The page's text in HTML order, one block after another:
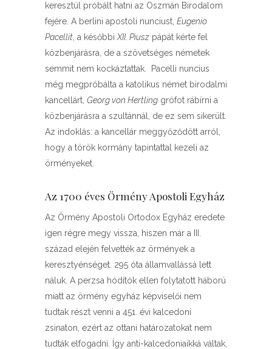
keresztül próbált hatni az Oszmán Birodalom
fejére. A berlini apostoli nunciust, Eugenio
Pacellit , a későbbi XII. Piusz pápát kérte fel
közbenjárásra, de a szövetséges németek
semmit nem kockáztattak. Pacelli nuncius
még megpróbálta a katolikus német birodalmi
kancellárt, Georg von Hertling grófot rábírni a
közbenjárásra a szultánnál, de ez sem sikerült.
Az indoklás: a kancellár meggyőződött arról,
hogy a török kormány tapintattal kezeli az
örményeket.
Az 1700 éves Örmény Apostoli Egyház
Az Örmény Apostoli Ortodox Egyház eredete
igen régre megy vissza, hiszen már a III.
század elején felvették az örmények a
keresztyénséget. 295 óta államvallássá lett
náluk. A perzsa hódítók ellen folytatott háború
miatt az örmény egyház képviselői nem
tudtak részt venni a 451. évi kalcedoni
zsinaton, ezért az ottani határozatokat nem
tudták elfogadni. Így anti-kalcedoniaikká váltak,